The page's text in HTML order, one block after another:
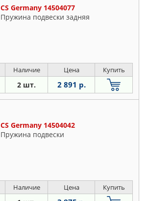
CS Germany 14504077
Пружина подвески задняя
Наличие Цена Купить
2 шт. 2 891 р.
CS Germany 14504042
Пружина подвески
Наличие Цена Купить